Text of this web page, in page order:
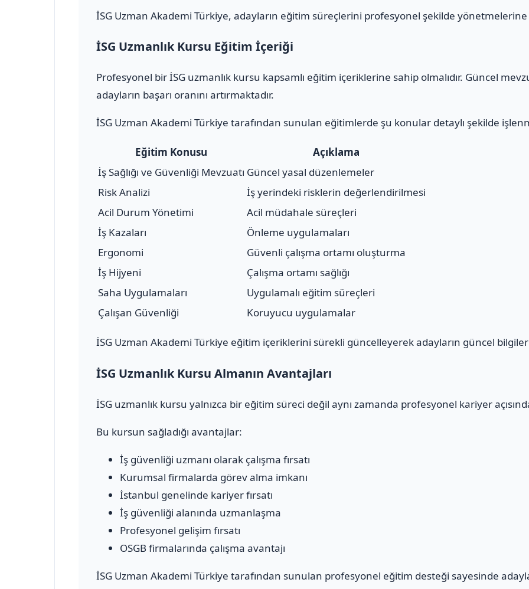
İSG Uzman Akademi Türkiye, adayların eğitim süreçlerini profesyonel şekilde yönetmelerine
İSG Uzmanlık Kursu Eğitim İçeriği
Profesyonel bir İSG uzmanlık kursu kapsamlı eğitim içeriklerine sahip olmalıdır. Güncel
adayların başarı oranını artırmaktadır.
İSG Uzman Akademi Türkiye tarafından sunulan eğitimlerde şu konular detaylı şekilde
Eğitim Konusu
Açıklama
İş Sağlığı ve Güvenliği Mevzuatı Güncel yasal düzenlemeler
Risk Analizi
İş yerindeki risklerin değerlendirilmesi
Acil Durum Yönetimi
Acil müdahale süreçleri
İş Kazaları
Önleme uygulamaları
Ergonomi
Güvenli çalışma ortamı oluşturma
İş Hijyeni
Çalışma ortamı sağlığı
Saha Uygulamaları
Uygulamalı eğitim süreçleri
Çalışan Güvenliği
Koruyucu uygulamalar
İSG Uzman Akademi Türkiye eğitim içeriklerini sürekli güncelleyerek adayların güncel
İSG Uzmanlık Kursu Almanın Avantajları
İSG uzmanlık kursu yalnızca bir eğitim süreci değil aynı zamanda profesyonel kariyer
Bu kursun sağladığı avantajlar:
İş güvenliği uzmanı olarak çalışma fırsatı
Kurumsal firmalarda görev alma imkanı
İstanbul genelinde kariyer fırsatı
İş güvenliği alanında uzmanlaşma
Profesyonel gelişim fırsatı
OSGB firmalarında çalışma avantajı
İSG Uzman Akademi Türkiye tarafından sunulan profesyonel eğitim desteği sayesinde